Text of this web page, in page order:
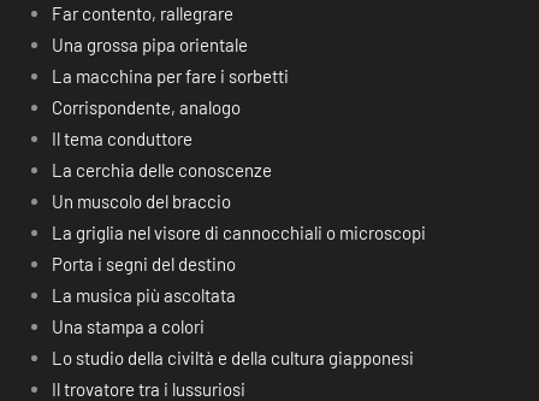
Far contento, rallegrare
Una grossa pipa orientale
La macchina per fare i sorbetti
Corrispondente, analogo
Il tema conduttore
La cerchia delle conoscenze
Un muscolo del braccio
La griglia nel visore di cannocchiali o microscopi
Porta i segni del destino
La musica più ascoltata
Una stampa a colori
Lo studio della civiltà e della cultura giapponesi
Il trovatore tra i lussuriosi